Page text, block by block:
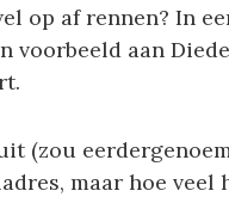
op af rennen? In
voorbeeld aan
(zou
maar hoe veel